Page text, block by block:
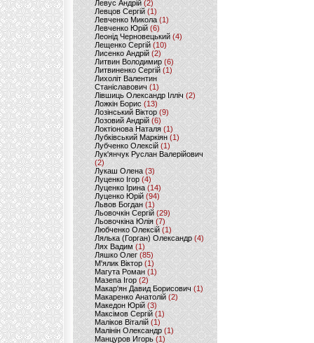
Левус Андрій(2)
Левцов Сергій (1)
Левченко Микола (1)
Левченко Юрій (6)
Леонід Черновецький (4)
Лещенко Сергій (10)
Лисенко Андрій (2)
Литвин Володимир (6)
Литвиненко Сергій (1)
Лихоліт Валентин
Станіславович (1)
Лівшиць Олександр Ілліч (2)
Ложкін Борис(13)
Лозінський Віктор(9)
Лозовий Андрій (6)
Локтіонова Наталя (1)
Лубківський Маркіян(1)
Лубченко Олексій (1)
Лук'янчук Руслан Валерійович
(2)
Лукаш Олена (3)
Луценко Ігор (4)
Луценко Ірина (14)
Луценко Юрій (94)
Львов Богдан (1)
Льовочкін Сергій (29)
Льовочкіна Юлія(7)
Любченко Олексій(1)
Лялька (Горган) Олександр(4)
Лях Вадим (1)
Ляшко Олег (85)
М'ялик Віктор(1)
Магута Роман(1)
Мазепа Ігор (2)
Макар'ян Давид Борисович(1)
Макаренко Анатолій (2)
Македон Юрій(3)
Максімов Сергій (1)
Маліков Віталій (1)
Малінін Олександр (1)
Манцуров Игорь (1)